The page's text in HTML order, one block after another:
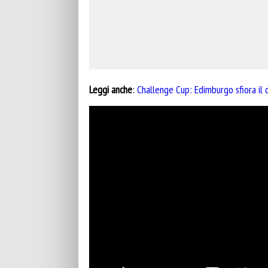
Leggi anche: Challenge Cup: Edimburgo sfiora il